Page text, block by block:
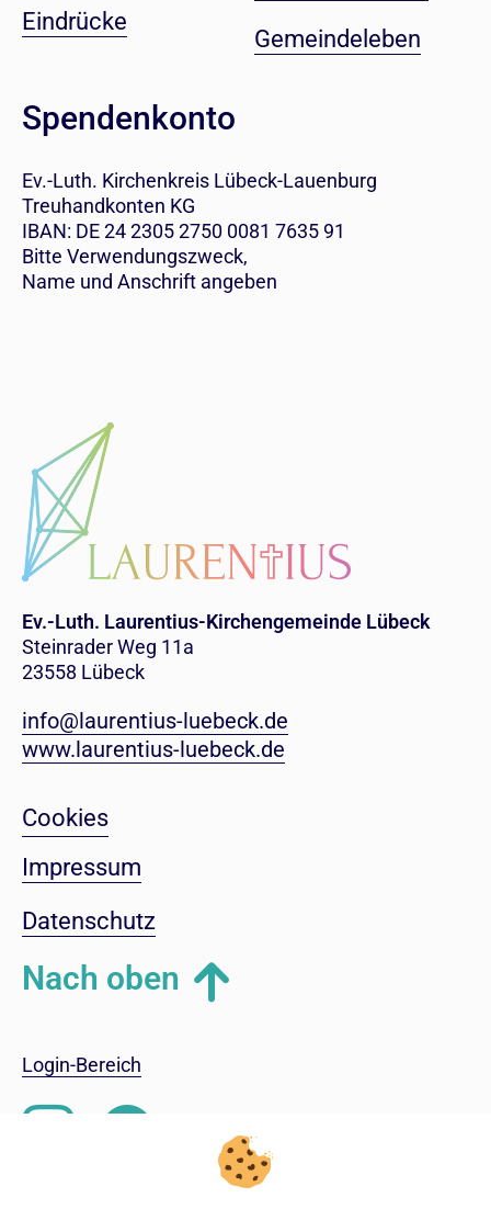
Eindrücke
Gemeindeleben
Spendenkonto
Ev.-Luth. Kirchenkreis Lübeck-Lauenburg
Treuhandkonten KG
IBAN: DE 24 2305 2750 0081 7635 91
Bitte Verwendungszweck,
Name und Anschrift angeben
Ev.-Luth. Laurentius-Kirchengemeinde Lübeck
Steinrader Weg 11a
23558 Lübeck
info@laurentius-luebeck.de
www.laurentius-luebeck.de
Cookies
Impressum
Datenschutz
Nach oben
Login-Bereich